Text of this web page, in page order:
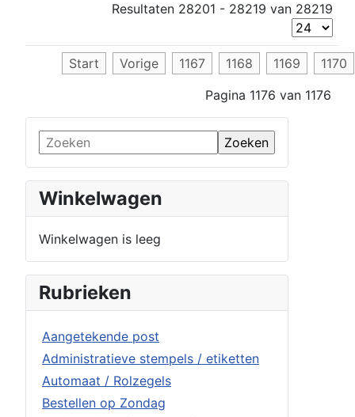
Winkelwagen
Winkelwagen is leeg
Rubrieken
Aangetekende post
Administratieve stempels / etiketten
Automaat / Rolzegels
Bestellen op Zondag
Resultaten 28201 - 28219 van 28219
Start Vorige 1167 1168 1169
1170
Pagina 1176 van 1176